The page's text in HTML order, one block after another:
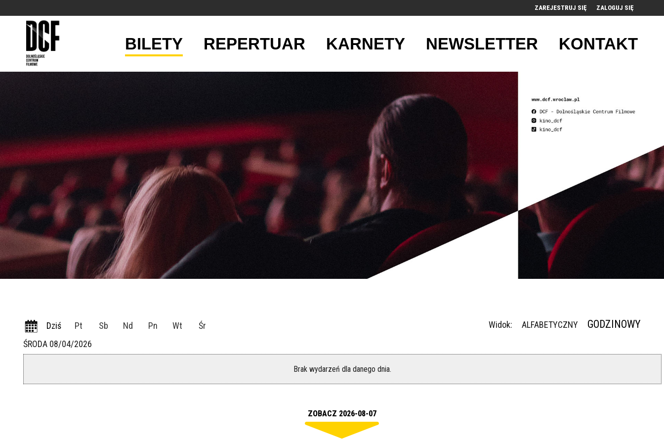
'
ZAREJESTRUJ SIĘ ZALOGUJ SIĘ
0,00
BILETY REPERTUAR KARNETY NEWSLETTER KONTAKT
Dziś Pt Sb Nd Pn Wt Śr Widok: ALFABETYCZNY GODZINOWY
ŚRODA 08/04/2026
Brak wydarzeń dla danego dnia.
ZOBACZ 2026-08-07